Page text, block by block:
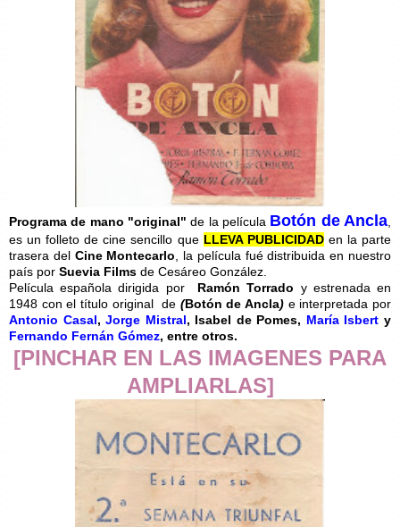
Programa de mano "original" de la película Botón de Ancla
es un folleto de cine sencillo que LLEVA PUBLICIDADen la parte
trasera del Cine Montecarlo , la película fué distribuida en nuestro
país por Suevia Films de Cesáreo González.
Película española dirigida por Ramón Torrado y estrenada en
1948 con el título original de (Botón de Ancla) e interpretada por
Antonio Casal,Jorge Mistral, Isabel de Pomes, María Isbert y
Fernando Fernán Gómez, entre otros.
[PINCHAR EN LAS IMAGENES PARA
AMPLIARLAS]